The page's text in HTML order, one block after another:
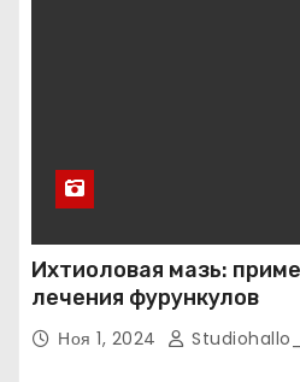
Ихтиоловая мазь:
лечения фурункулов
Ноя 1, 2024 Studiohallo_